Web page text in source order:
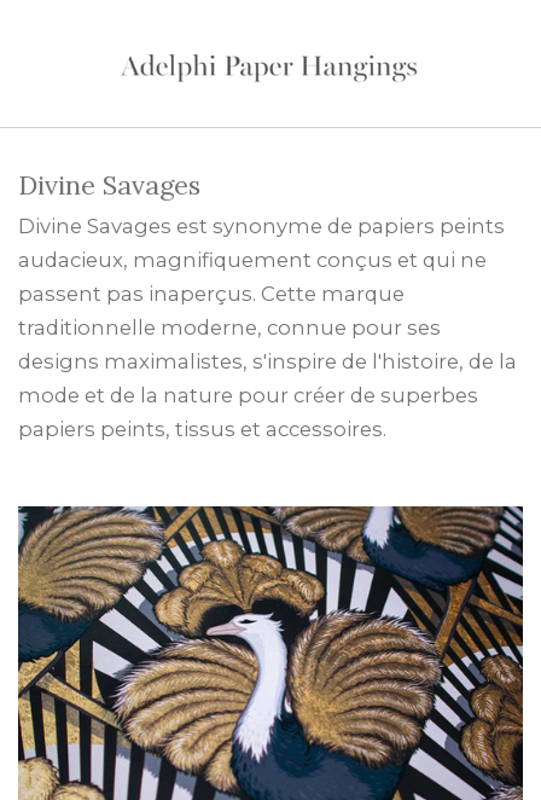
Divine Savages
Divine Savages est synonyme de papiers peints
audacieux, magnifiquement conçus et qui ne
passent pas inaperçus. Cette marque
traditionnelle moderne, connue pour ses
designs maximalistes, s'inspire de l'histoire, de la
mode et de la nature pour créer de superbes
papiers peints, tissus et accessoires.